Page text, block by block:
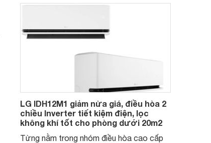
LG IDH12M1 giảm nửa giá, điều hòa 2
chiều Inverter tiết kiệm điện, lọc
không khí tốt cho phòng dưới 20m2
Từng nằm trong nhóm điều hòa cao cấp